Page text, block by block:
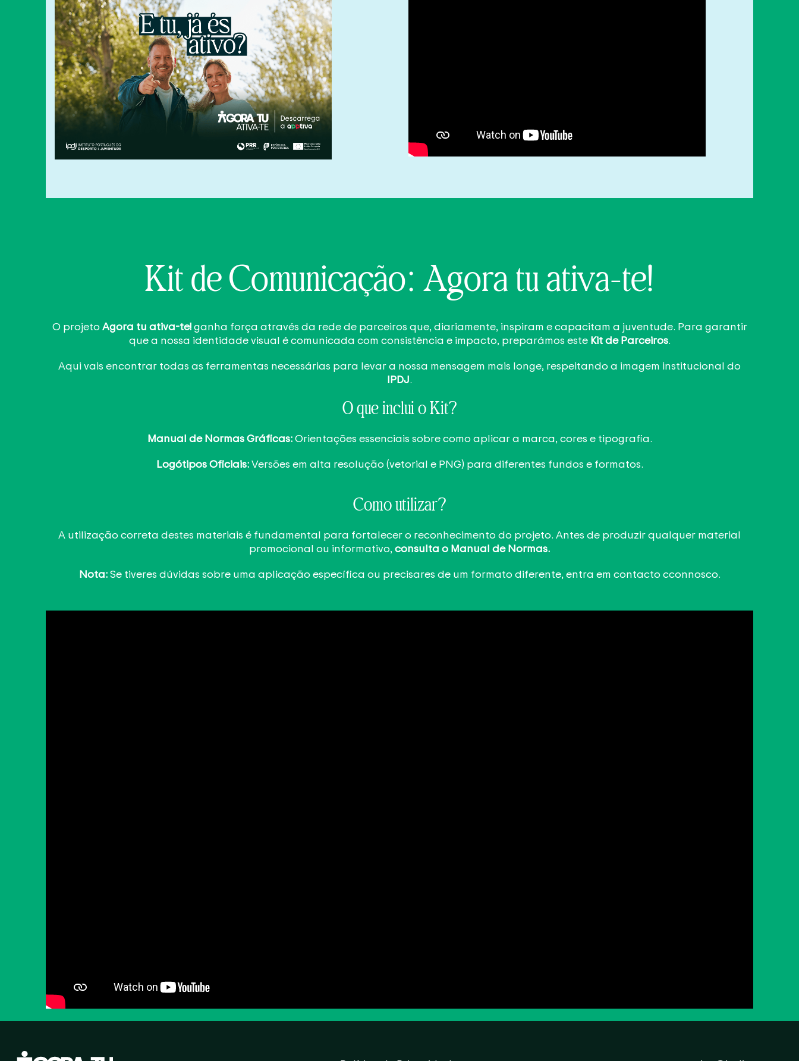
Kit de Comunicação: Agora tu ativa-te!
O projetoAgora tu ativa-te!ganha força através da rede de parceiros que, diariamente, inspiram e capacitam a juventude. Para garantir
que a nossa identidade visual é comunicada com consistência e impacto, preparámos este Kit de Parceiros.
Aqui vais encontrar todas as ferramentas necessárias para levar a nossa mensagem mais longe, respeitando a imagem institucional do
IPDJ.
O que inclui o Kit?
Manual de Normas Gráficas:Orientações essenciais sobre como aplicar a marca, cores e tipografia.
Logótipos Oficiais:Versões em alta resolução (vetorial e PNG) para diferentes fundos e formatos.
Como utilizar?
A utilização correta destes materiais é fundamental para fortalecer o reconhecimento do projeto. Antes de produzir qualquer material
promocional ou informativo,consulta o Manual de Normas.
Nota:Se tiveres dúvidas sobre uma aplicação específica ou precisares de um formato diferente, entra em contacto cconnosco.